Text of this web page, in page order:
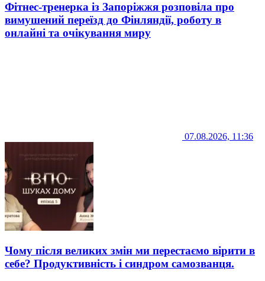
Фітнес-тренерка із Запоріжжя розповіла про
вимушений переїзд до Фінляндії, роботу в
онлайні та очікування миру
07.08.2026, 11:36
Чому після великих змін ми перестаємо вірити в
себе? Продуктивність і синдром самозванця.